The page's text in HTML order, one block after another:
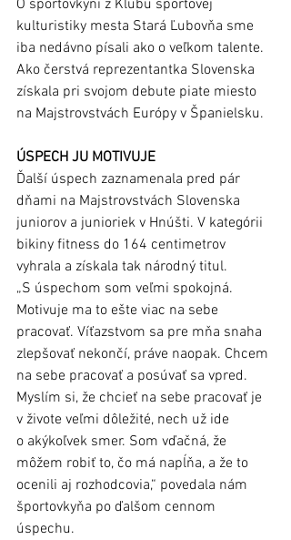
O športovkyni z Klubu športovej
kulturistiky mesta Stará Ľubovňa sme
iba nedávno písali ako o veľkom talente.
Ako čerstvá reprezentantka Slovenska
získala pri svojom debute piate miesto
na Majstrovstvách Európy v Španielsku.
ÚSPECH JU MOTIVUJE
Ďalší úspech zaznamenala pred pár
dňami na Majstrovstvách Slovenska
juniorov a junioriek v Hnúšti. V kategórii
bikiny fitness do 164 centimetrov
vyhrala a získala tak národný titul.
„S úspechom som veľmi spokojná.
Motivuje ma to ešte viac na sebe
pracovať. Víťazstvom sa pre mňa snaha
zlepšovať nekončí, práve naopak. Chcem
na sebe pracovať a posúvať sa vpred.
Myslím si, že chcieť na sebe pracovať je
v živote veľmi dôležité, nech už ide
o akýkoľvek smer. Som vďačná, že
môžem robiť to, čo má napĺňa, a že to
ocenili aj rozhodcovia,“ povedala nám
športovkyňa po ďalšom cennom
úspechu.